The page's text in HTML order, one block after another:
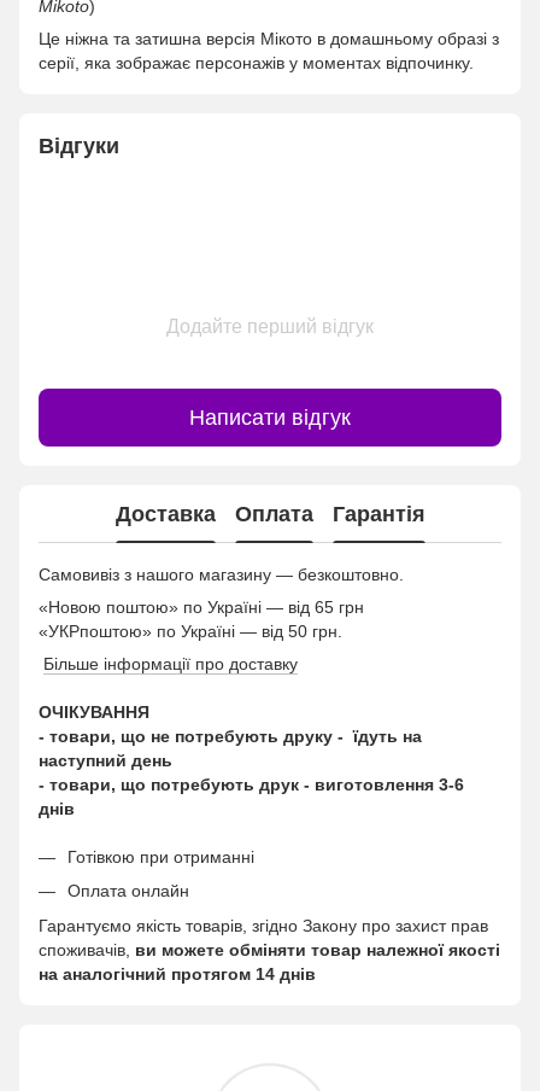
Mikoto)
Це ніжна та затишна версія Мікото в домашньому образі з
серії, яка зображає персонажів у моментах відпочинку.
Відгуки
Додайте перший відгук
Написати відгук
Доставка Оплата Гарантія
Самовивіз з нашого магазину — безкоштовно.
«Новою поштою» по Україні — від 65 грн
«УКРпоштою» по Україні — від 50 грн.
Більше інформації про доставку
ОЧІКУВАННЯ
- товари, що не потребують друку - їдуть на
наступний день
- товари, що потребують друк - виготовлення 3-6
днів
Готівкою при отриманні
Оплата онлайн
Гарантуємо якість товарів, згідно Закону про захист прав
споживачів, ви можете обміняти товар належної якості
на аналогічний протягом 14 днів